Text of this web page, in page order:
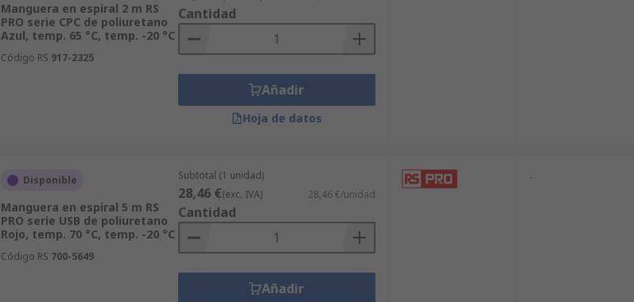
Manguera en espiral 2 m RS
PRO serie CPC de poliuretano
Azul, temp. 65 °C, temp. -20 °C
Código RS 917-2325
Cantidad
Añadir
Hoja de datos
Disponible
Manguera en espiral 5 m RS
PRO serie USB de poliuretano
Rojo, temp. 70 °C, temp. -20 °C
Código RS 700-5649
Subtotal (1 unidad)
28,46 €(exc. IVA) 28,46 €/unidad
Cantidad
Añadir
-